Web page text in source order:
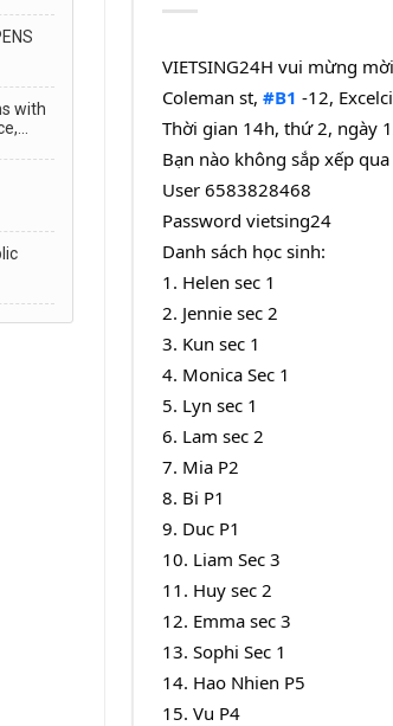
with
VIETSING24H vui mừng
Coleman st, #B1 -12,
Thời gian 14h, thứ 2, ngày
Bạn nào không sắp xếp
User 6583828468
Password vietsing24
Danh sách học sinh:
1. Helen sec 1
2. ⁠Jennie sec 2
3. ⁠Kun sec 1
4. ⁠Monica Sec 1
5. ⁠Lyn sec 1
6. ⁠Lam sec 2
7. ⁠Mia P2
8. ⁠Bi P1
9. ⁠Duc P1
10. ⁠Liam Sec 3
11. ⁠Huy sec 2
12. ⁠Emma sec 3
13. ⁠Sophi Sec 1
14. ⁠Hao Nhien P5
15. ⁠Vu P4